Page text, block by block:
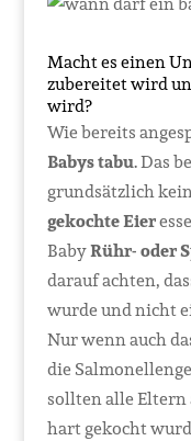
Macht es einen
zubereitet wird
wird?
Wie bereits
Babys tabu. Das
grundsätzlich
gekochte Eier
BabyRühr- oder
darauf achten,
wurde und nicht
Nur wenn auch
die
sollten alle Eltern
hart gekocht